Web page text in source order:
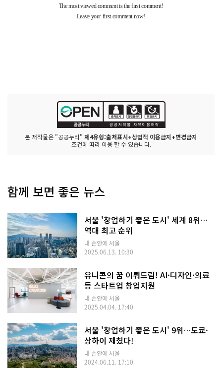
본 저작물은 "공공누리" 제4유형:출처표시+상업적 이용금지+변경금지
조건에 따라 이용 할 수 있습니다.
함께 보면 좋은 뉴스
서울 '창업하기 좋은 도시' 세계 8위…
역대 최고 순위
내 손안에 서울
2025.06.13. 10:30
유니콘의 꿈 이뤄드림! AI·디자인·의료
등 스타트업 창업지원
내 손안에 서울
2025.04.04. 17:40
서울 '창업하기 좋은 도시' 9위…도쿄·
상하이 제쳤다!
내 손안에 서울
2024.06.11. 17:10